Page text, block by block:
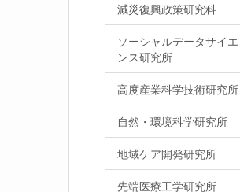
減災復興政策研究科
ソーシャルデータサイエ
ンス研究所
高度産業科学技術研究所
自然・環境科学研究所
地域ケア開発研究所
先端医療工学研究所